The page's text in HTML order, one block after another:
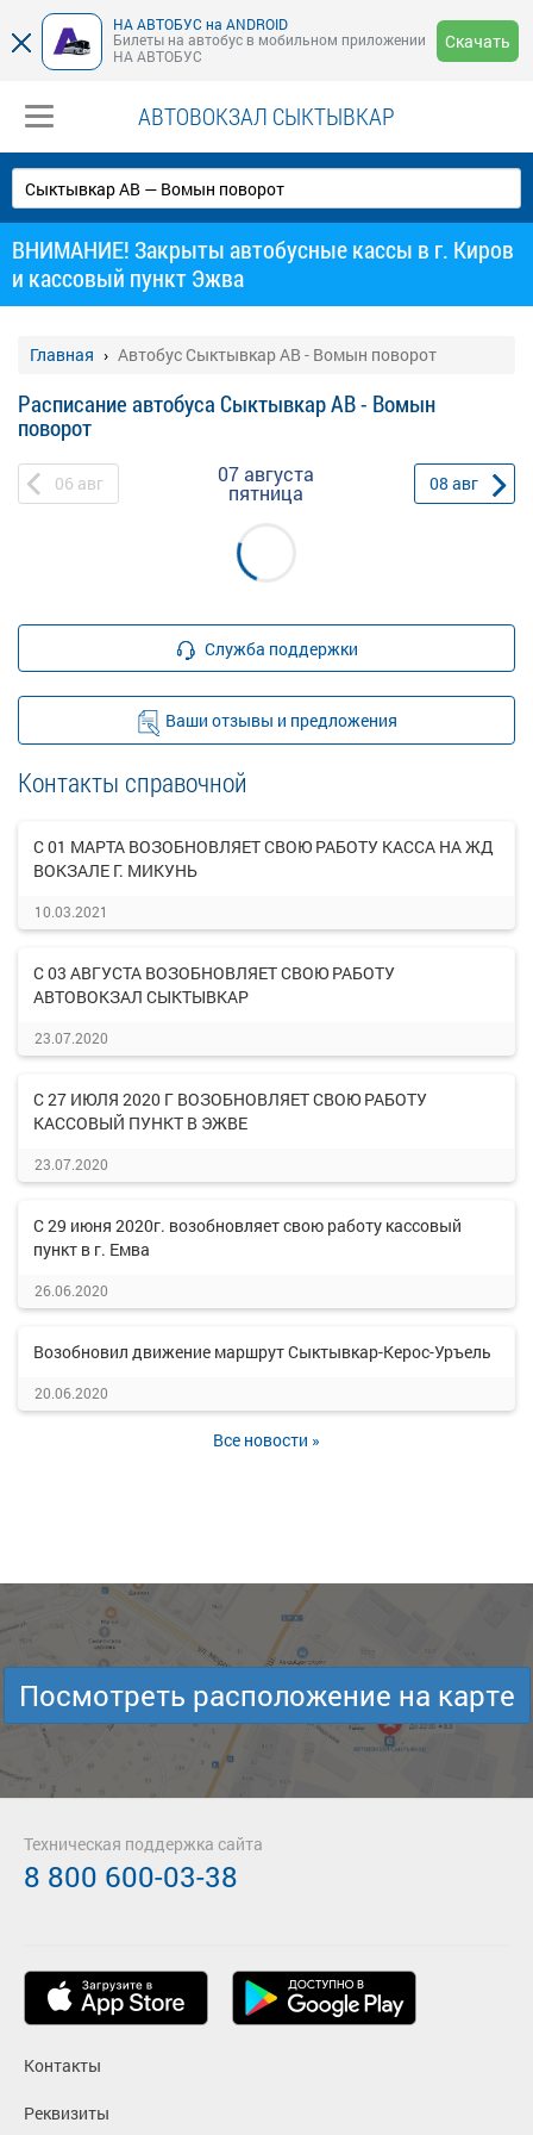
НА АВТОБУС на ANDROID
Билеты на автобус в мобильном приложении
НА АВТОБУС
Скачать
АВТОВОКЗАЛ СЫКТЫВКАР
ВНИМАНИЕ! Закрыты автобусные кассы в г. Киров
и кассовый пункт Эжва
Главная Автобус Сыктывкар АВ - Вомын поворот
Расписание автобуса Сыктывкар АВ - Вомын
поворот
06 авг 07 августа
пятница 08 авг
Служба поддержки
Ваши отзывы и предложения
Контакты справочной
С 01 МАРТА ВОЗОБНОВЛЯЕТ СВОЮ РАБОТУ КАССА НА ЖД
ВОКЗАЛЕ Г. МИКУНЬ
10.03.2021
С 03 АВГУСТА ВОЗОБНОВЛЯЕТ СВОЮ РАБОТУ
АВТОВОКЗАЛ СЫКТЫВКАР
23.07.2020
С 27 ИЮЛЯ 2020 Г ВОЗОБНОВЛЯЕТ СВОЮ РАБОТУ
КАССОВЫЙ ПУНКТ В ЭЖВЕ
23.07.2020
С 29 июня 2020г. возобновляет свою работу кассовый
пункт в г. Емва
26.06.2020
Возобновил движение маршрут Сыктывкар-Керос-Уръель
20.06.2020
Все новости »
Посмотреть расположение на карте
Контакты
Реквизиты
Техническая поддержка сайта
8 800 600-03-38